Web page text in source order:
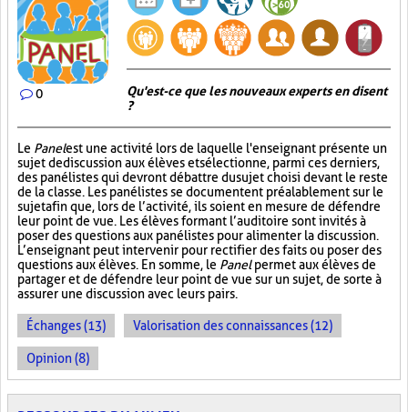
0
Qu'est-ce que les nouveaux experts en disent
?
Le Panelest une activité lors de laquelle l'enseignant présente un
sujet de discussion aux élèves et sélectionne, parmi ces derniers,
des panélistes qui devront débattre du sujet choisi devant le reste
de la classe. Les panélistes se documentent préalablement sur le
sujet afin que, lors de l’activité, ils soient en mesure de défendre
leur point de vue. Les élèves formant l’auditoire sont invités à
poser des questions aux panélistes pour alimenter la discussion.
L’enseignant peut intervenir pour rectifier des faits ou poser des
questions aux élèves. En somme, le Panelpermet aux élèves de
partager et de défendre leur point de vue sur un sujet, de sorte à
assurer une discussion avec leurs pairs.
Échanges (13) Valorisation des connaissances (12)
Opinion (8)